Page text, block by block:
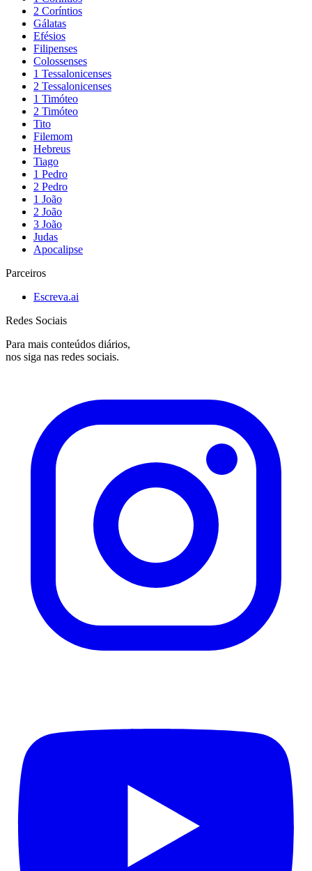
2 Coríntios
Gálatas
Efésios
Filipenses
Colossenses
1 Tessalonicenses
2 Tessalonicenses
1 Timóteo
2 Timóteo
Tito
Filemom
Hebreus
Tiago
1 Pedro
2 Pedro
1 João
2 João
3 João
Judas
Apocalipse
Parceiros
Escreva.ai
Redes Sociais
Para mais conteúdos diários,
nos siga nas redes sociais.